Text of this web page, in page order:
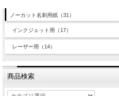
ノーカット名刺用紙（31）
インクジェット用（17）
レーザー用（14）
商品検索